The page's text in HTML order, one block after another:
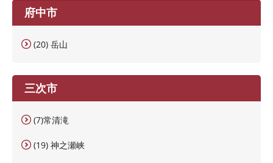
府中市
(20) 岳山
三次市
(7)常清滝
(19) 神之瀬峡